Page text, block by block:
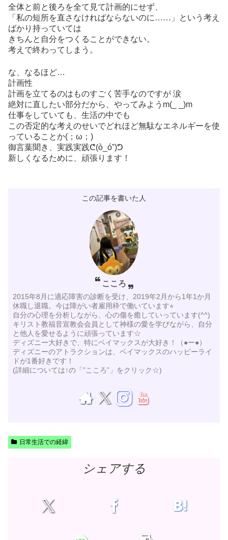
全体と前と後ろを全て見て計画的にせず、
「私の短所を直さなければならないのに…… 」という考え
ばかり持っていては
きちんと自分をつくることができない。
考えで終わってしまう。
な、なるほど…
計画性
計画を立てるのはものすごく苦手なのですが 涙
絶対に直したい部分だから、やってみようm(_ _)m
仕事をしていても、生活の中でも
この否定的な考えのせいでどれほど無駄なエネルギーを使
っていることか(；ω；)
御言葉聞き、実践実践ᕦ(ò_óˇ)ᕤ
新しくなるために、頑張ります！
この記事を書いた人
こころ
2015年8月に適応障害の診断を受け、2019年2月から1年1か月
休職し退職。今は障がい者雇用枠で働いています⭐︎
自分の心理を分析しながら、心の傷を癒していっています(^^)
キリスト教福音宣教会会員として神様の愛を学びながら、自分
と他人を愛せるように頑張っています☆
ディズニー大好きで、特にベイマックスが大好き！（●ー●）
ディズニーのアトラクションは、ベイマックスのハッピーライ
ドが1番好きです！
(詳細については↑の「”こころ”」をクリック☆)
日常生活での経緯
シェアする